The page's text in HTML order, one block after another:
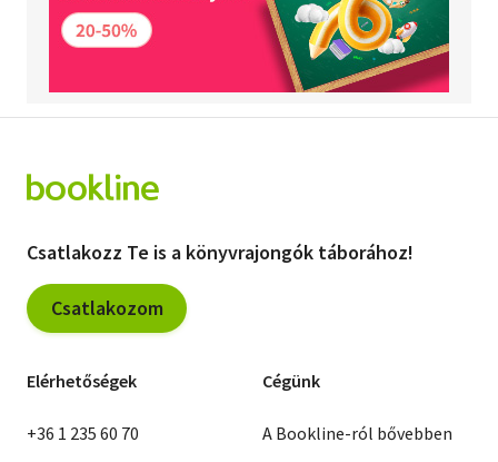
Csatlakozz Te is a könyvrajongók táborához!
Csatlakozom
Elérhetőségek
+36 1 235 60 70
Cégünk
A Bookline-ról bővebben